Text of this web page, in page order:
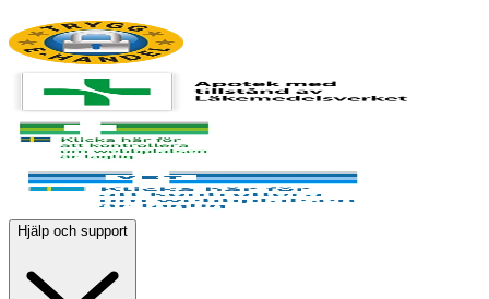
Hjälp och support